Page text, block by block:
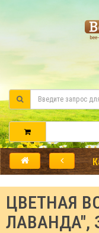
ЦВЕТНАЯ
ЛАВАНДА",